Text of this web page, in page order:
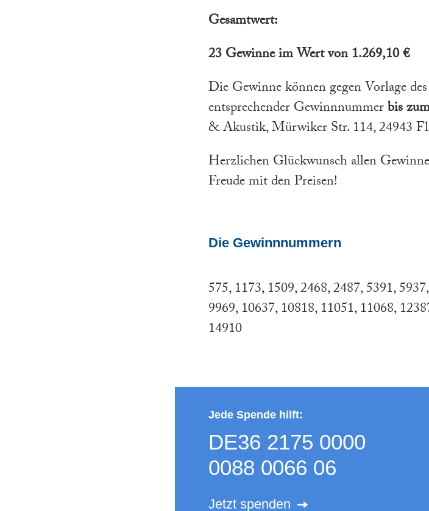
Gesamtwert:
23 Gewinne im Wert von 1.269,10 €
Die Gewinne können gegen Vorlage
entsprechender Gewinnnummerbis
& Akustik, Mürwiker Str. 114, 24943
Herzlichen Glückwunsch allen
Freude mit den Preisen!
Die Gewinnnummern
575 1173 1509 2468 2487 5391 5937
9969 10637 10818 11051 11068
14910
Jede Spende hilft:
DE36 2175 0000
0088 0066 06
Jetzt spenden